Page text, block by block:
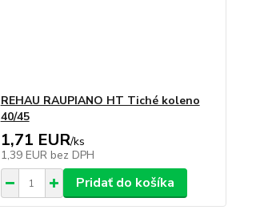
REHAU RAUPIANO HT Tiché koleno
40/45
1,71 EUR/ks
1,39 EUR bez DPH
Pridať do košíka